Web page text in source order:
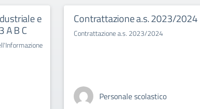
e
A B C
Contrattazione a.s. 2023/2024
Contrattazione a.s. 2023/2024
Personale scolastico